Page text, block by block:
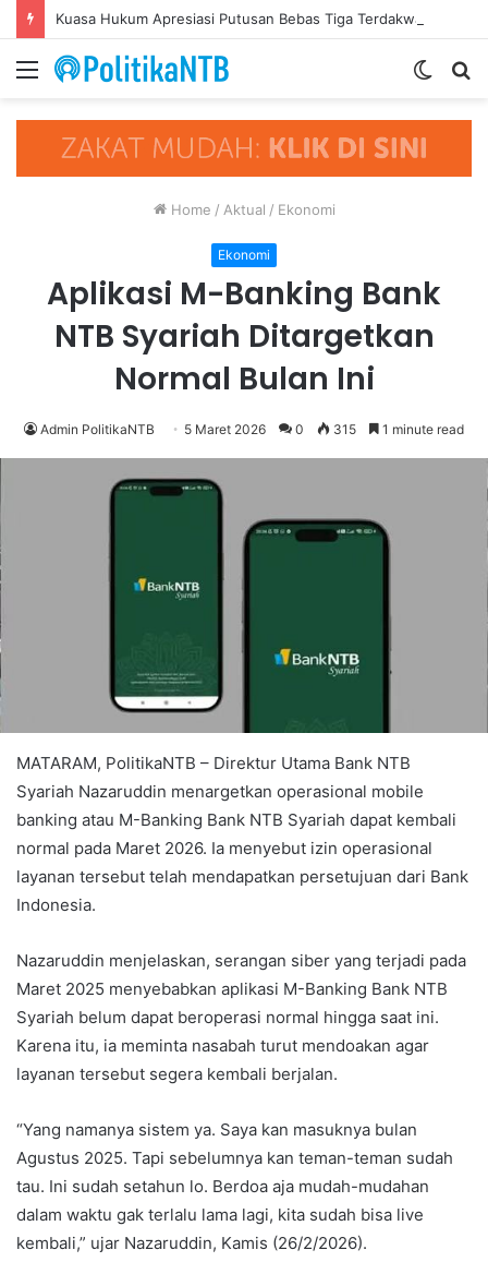
Menu
Switch
Home / Aktual / Ekonomi
Ekonomi
Aplikasi M-Banking Bank
NTB Syariah Ditargetkan
Normal Bulan Ini
Admin PolitikaNTB 5 Maret 2026 0 315 1 minute read
MATARAM, PolitikaNTB – Direktur Utama Bank NTB
Syariah Nazaruddin menargetkan operasional mobile
banking atau M-Banking Bank NTB Syariah dapat kembali
normal pada Maret 2026. Ia menyebut izin operasional
layanan tersebut telah mendapatkan persetujuan dari Bank
Indonesia.
Nazaruddin menjelaskan, serangan siber yang terjadi pada
Maret 2025 menyebabkan aplikasi M-Banking Bank NTB
Syariah belum dapat beroperasi normal hingga saat ini.
Karena itu, ia meminta nasabah turut mendoakan agar
layanan tersebut segera kembali berjalan.
“Yang namanya sistem ya. Saya kan masuknya bulan
Agustus 2025. Tapi sebelumnya kan teman-teman sudah
tau. Ini sudah setahun lo. Berdoa aja mudah-mudahan
dalam waktu gak terlalu lama lagi, kita sudah bisa live
kembali,” ujar Nazaruddin, Kamis (26/2/2026).